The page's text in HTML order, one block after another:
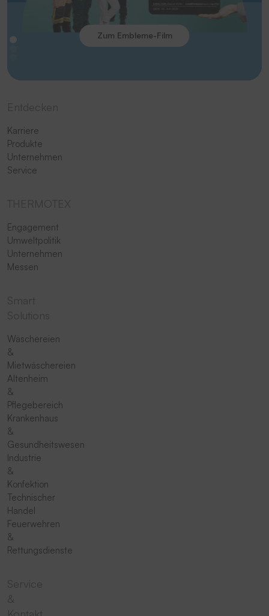
Zum Embleme-Film
Karriere
Produkte
Unternehmen
Service
Engagement
Umweltpolitik
Unternehmen
Messen
Wäschereien
&
Mietwäschereien
Altenheim
&
Pflegebereich
Krankenhaus
&
Gesundheitswesen
Industrie
&
Konfektion
Technischer
Handel
Feuerwehren
&
Rettungsdienste